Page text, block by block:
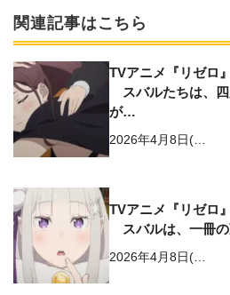
関連記事はこちら
TVアニメ『リゼロ
スバルたちは、
が…
2026年4月8日(…
TVアニメ『リゼロ
スバルは、一冊
2026年4月8日(…